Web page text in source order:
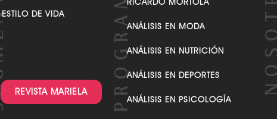
ESTILO DE VIDA
REVISTA MARIELA
RICARDO MÓRTOLA
ANÁLISIS EN MODA
ANÁLISIS EN NUTRICIÓN
ANÁLISIS EN DEPORTES
ANÁLISIS EN PSICOLOGÍA